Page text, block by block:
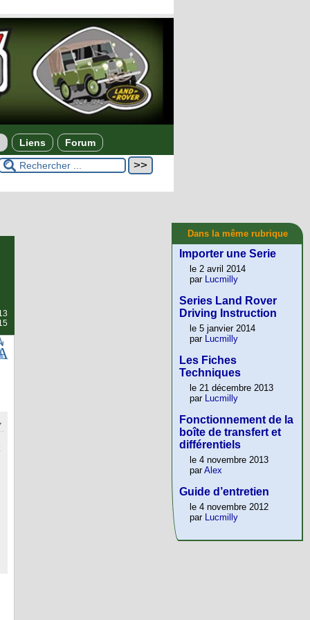
Liens Forum
Dans la même rubrique
Importer une Serie
le 2 avril 2014
par
Lucmilly
Series Land Rover
Driving Instruction
le 5 janvier 2014
par
Lucmilly
Les Fiches
Techniques
le 21 décembre 2013
par
Lucmilly
Fonctionnement de la
boîte de transfert et
différentiels
le 4 novembre 2013
parAlex
Guide d’entretien
le 4 novembre 2012
par
Lucmilly